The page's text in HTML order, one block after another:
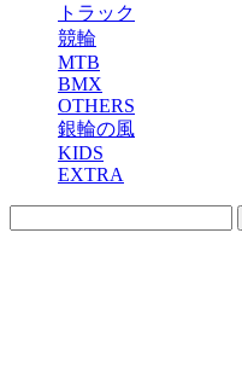
トラック
競輪
MTB
BMX
OTHERS
銀輪の風
KIDS
EXTRA